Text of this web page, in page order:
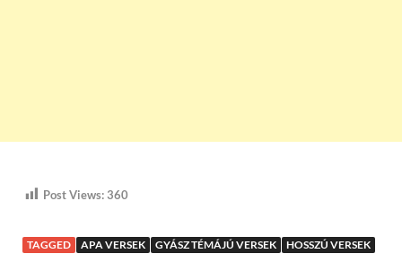
Post Views:360
TAGGED APA VERSEK GYÁSZ TÉMÁJÚ VERSEK HOSSZÚ VERSEK